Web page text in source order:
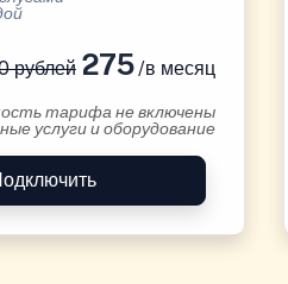
рублей275/в месяц
тарифа не включены
услуги и оборудование